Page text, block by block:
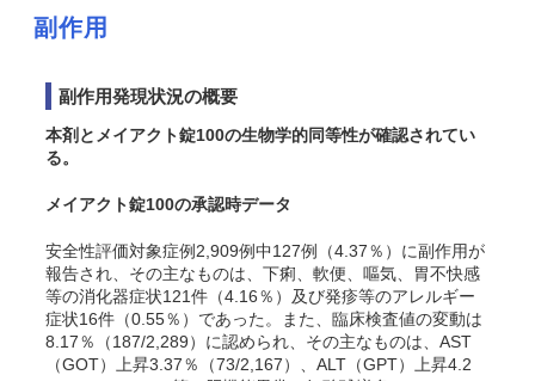
副作用
副作用発現状況の概要
本剤とメイアクト錠100の生物学的同等性が確認されてい
る。
メイアクト錠100の承認時データ
安全性評価対象症例2,909例中127例（4.37％）に副作用が
報告され、その主なものは、下痢、軟便、嘔気、胃不快感
等の消化器症状121件（4.16％）及び発疹等のアレルギー
症状16件（0.55％）であった。また、臨床検査値の変動は
8.17％（187/2,289）に認められ、その主なものは、AST
（GOT）上昇3.37％（73/2,167）、ALT（GPT）上昇4.2